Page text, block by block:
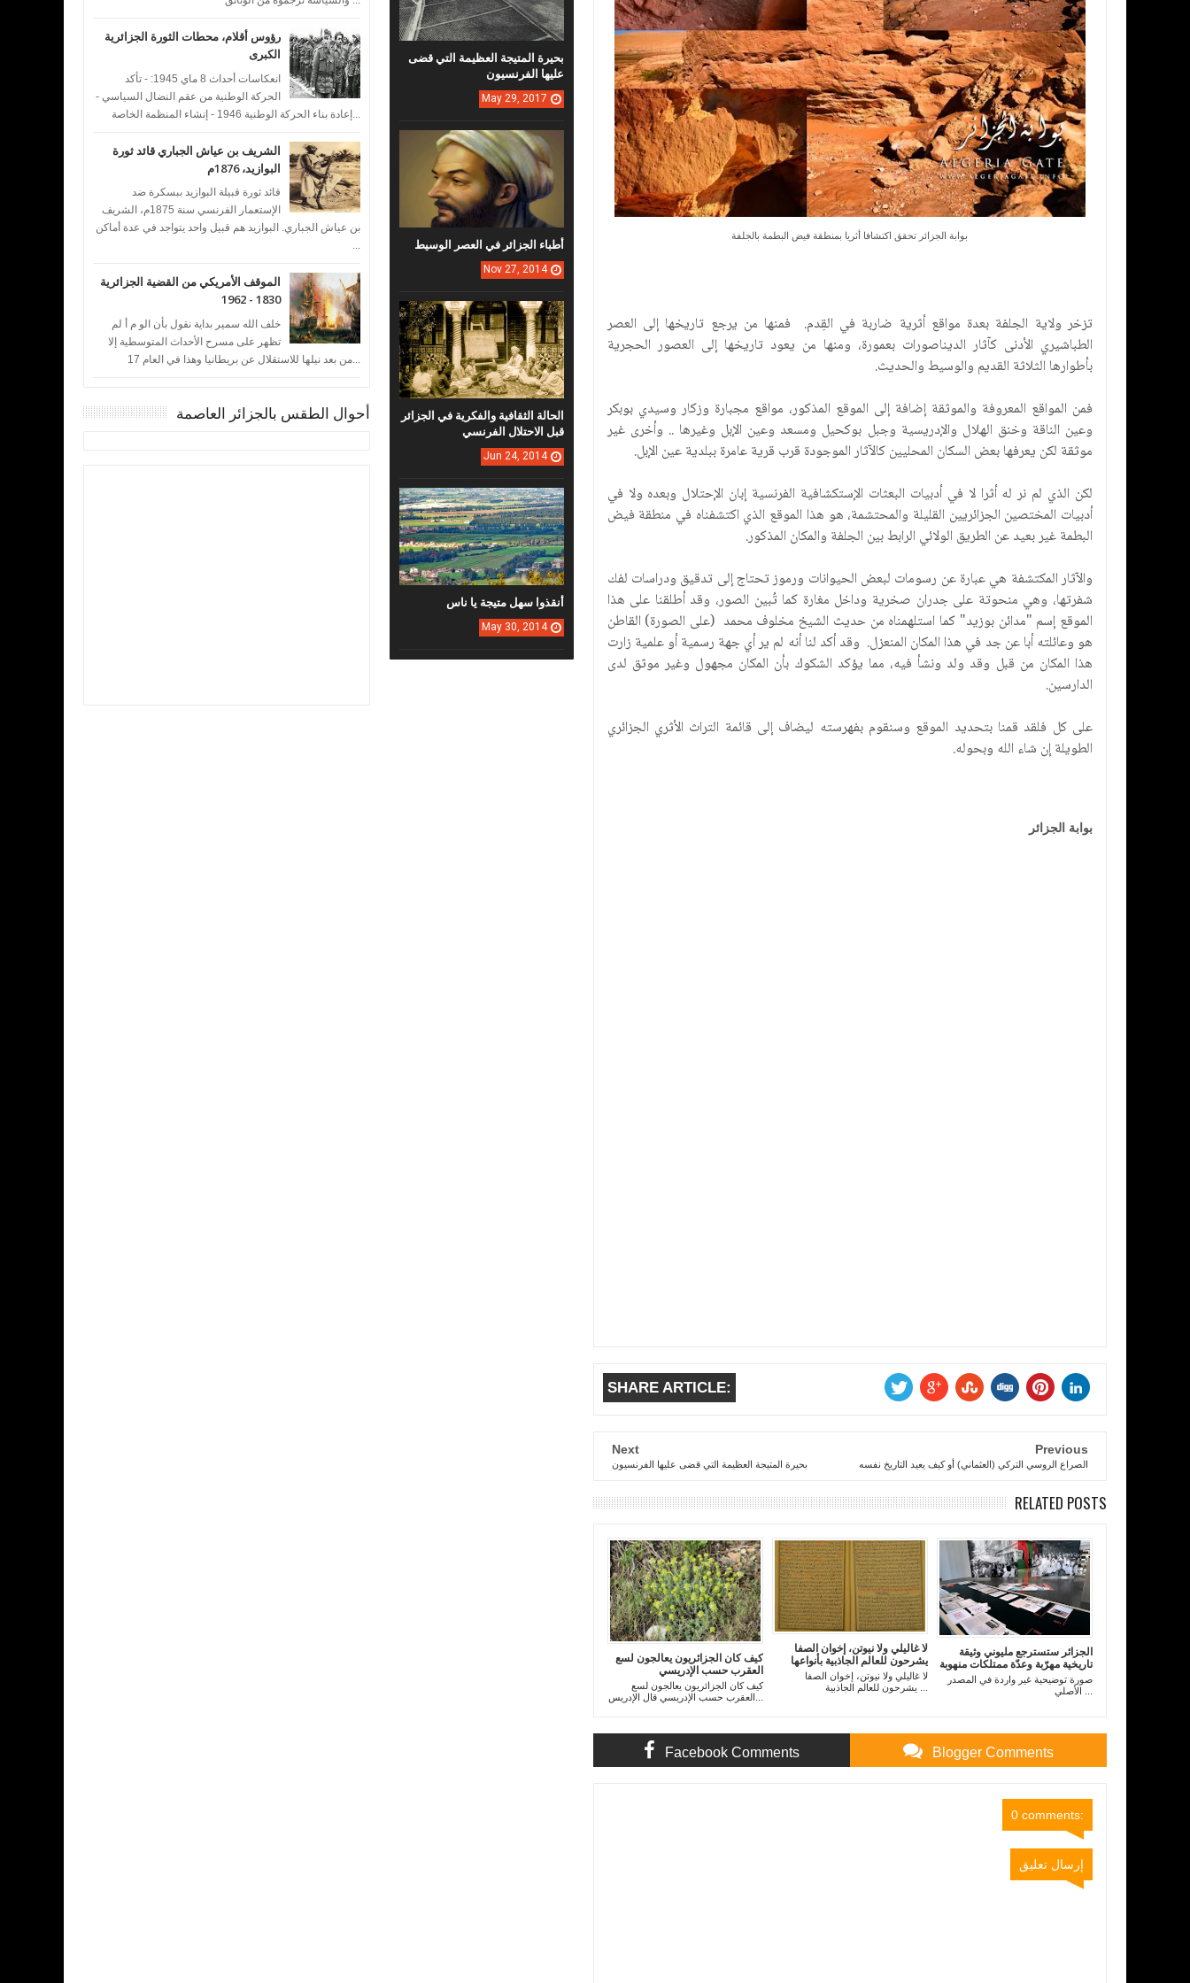
بوابة الجزائر تحقق اكتشافا أثريا بمنطقة فيض البطمة بالجلفة
تزخر ولاية الجلفة بعدة مواقع أثرية ضاربة في القِدم. فمنها من يرجع تاريخها إلى العصر
الطباشيري الأدنى كآثار الديناصورات بعمورة، ومنها من يعود تاريخها إلى العصور الحجرية
بأطوارها الثلاثة القديم والوسيط والحديث.
فمن المواقع المعروفة والموثقة إضافة إلى الموقع المذكور، مواقع مجبارة وزكار وسيدي بوبكر
وعين الناقة وخنق الهلال والإدريسية وجبل بوكحيل ومسعد وعين الإبل وغيرها .. وأخرى غير
موثقة لكن يعرفها بعض السكان المحليين كالآثار الموجودة قرب قرية عامرة ببلدية عين الإبل.
لكن الذي لم نر له أثرا لا في أدبيات البعثات الإستكشافية الفرنسية إبان الإحتلال وبعده ولا في
أدبيات المختصين الجزائريين القليلة والمحتشمة، هو هذا الموقع الذي اكتشفناه في منطقة فيض
البطمة غير بعيد عن الطريق الولائي الرابط بين الجلفة والمكان المذكور.
والآثار المكتشفة هي عبارة عن رسومات لبعض الحيوانات ورموز تحتاج إلى تدقيق ودراسات لفك
شفرتها، وهي منحوتة على جدران صخرية وداخل مغارة كما تُبين الصور، وقد أطلقنا على هذا
الموقع إسم "مدائن بوزيد" كما استلهمناه من حديث الشيخ مخلوف محمد (على الصورة) القاطن
هو وعائلته أبا عن جد في هذا المكان المنعزل. وقد أكد لنا أنه لم ير أي جهة رسمية أو علمية زارت
هذا المكان من قبل وقد ولد ونشأ فيه، مما يؤكد الشكوك بأن المكان مجهول وغير موثق لدى
الدارسين.
على كل فلقد قمنا بتحديد الموقع وسنقوم بفهرسته ليضاف إلى قائمة التراث الأثري الجزائري
الطويلة إن شاء الله وبحوله.
بوابة الجزائر
SHARE ARTICLE:
Next
بحيرة المتيجة العظيمة التي قضى عليها الفرنسيون
Previous
الصراع الروسي التركي (العثماني) أو كيف يعيد التاريخ نفسه
RELATED POSTS
كيف كان الجزائريون يعالجون لسع
العقرب حسب الإدريسي
كيف كان الجزائريون يعالجون لسع
لا غاليلي ولا نيوتن، إخوان الصفا
يشرحون للعالم الجاذبية بأنواعها
لا غاليلي ولا نيوتن، إخوان الصفا
الجزائر ستسترجع مليوني وثيقة
تاريخية مهرّبة وعدّة ممتلكات منهوبة
Blogger Comments
Facebook Comments
0 comments:
إرسال تعليق
رؤوس أقلام، محطات الثورة الجزائرية
الكبرى
انعكاسات أحداث 8 ماي 1945: - تأكد
الحركة الوطنية من عقم النضال السياسي -
إعادة بناء الحركة الوطنية 1946 - إنشاء المنظمة الخاصة...
الشريف بن عياش الجباري قائد ثورة
البوازيد، 1876م
قائد ثورة قبيلة البوازيد ببسكرة ضد
الإستعمار الفرنسي سنة 1875م، الشريف
بن عياش الجباري. البوازيد هم قبيل واحد يتواجد في عدة أماكن
...
الموقف الأمريكي من القضية الجزائرية
1830 - 1962
خلف الله سمير بداية نقول بأن الو م أ لم
تظهر على مسرح الأحداث المتوسطية إلا
من بعد نيلها للاستقلال عن بريطانيا وهذا في العام 17...
أحوال الطقس بالجزائر العاصمة
بحيرة المتيجة العظيمة التي قضى
عليها الفرنسيون
May 29, 2017
أطباء الجزائر في العصر الوسيط
Nov 27, 2014
الحالة الثقافية والفكرية في الجزائر
قبل الاحتلال الفرنسي
Jun 24, 2014
أنقذوا سهل متيجة يا ناس
May 30, 2014